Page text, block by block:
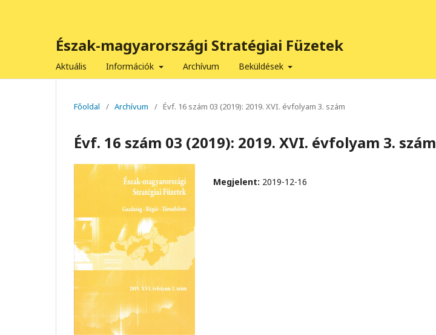
Észak-magyarországi Stratégiai Füzetek
Aktuális Információk Archívum Beküldések
Főoldal / Archívum / Évf. 16 szám 03 (2019): 2019. XVI. évfolyam 3. szám
Évf. 16 szám 03 (2019): 2019. XVI. évfolyam 3. szám
Megjelent: 2019-12-16